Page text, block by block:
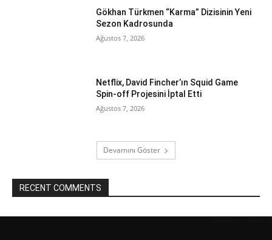
Gökhan Türkmen “Karma” Dizisinin Yeni
Sezon Kadrosunda
Ağustos 7, 2026
Netflix, David Fincher’ın Squid Game
Spin-off Projesini İptal Etti
Ağustos 7, 2026
Devamını Göster
RECENT COMMENTS